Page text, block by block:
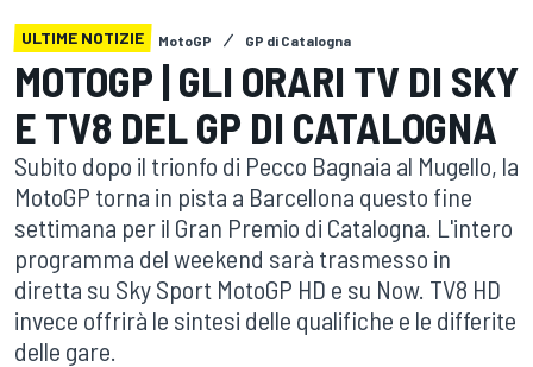
ULTIME NOTIZIE MotoGP GP di Catalogna
MOTOGP | GLI ORARI TV DI SKY
E TV8 DEL GP DI CATALOGNA
Subito dopo il trionfo di Pecco Bagnaia al Mugello, la
MotoGP torna in pista a Barcellona questo fine
settimana per il Gran Premio di Catalogna. L'intero
programma del weekend sarà trasmesso in
diretta su Sky Sport MotoGP HD e su Now. TV8 HD
invece offrirà le sintesi delle qualifiche e le differite
delle gare.